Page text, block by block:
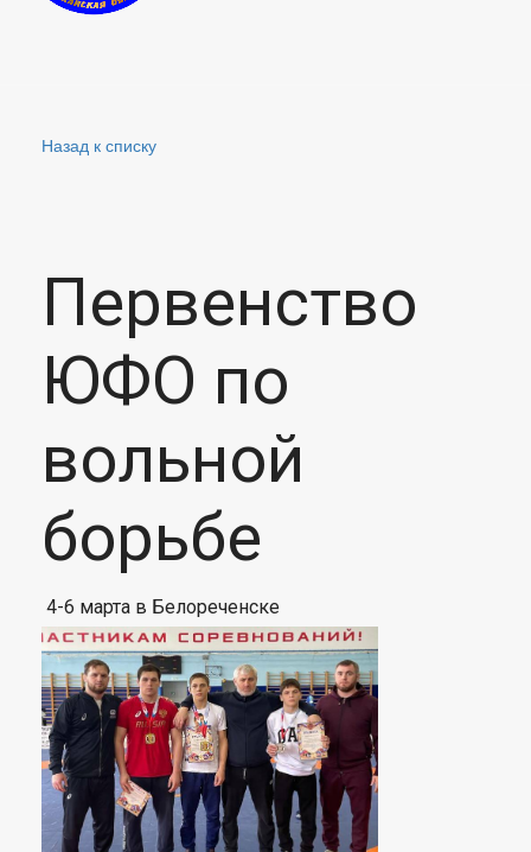
Назад к списку
Первенство
ЮФО по
вольной
борьбе
4-6 марта в Белореченске